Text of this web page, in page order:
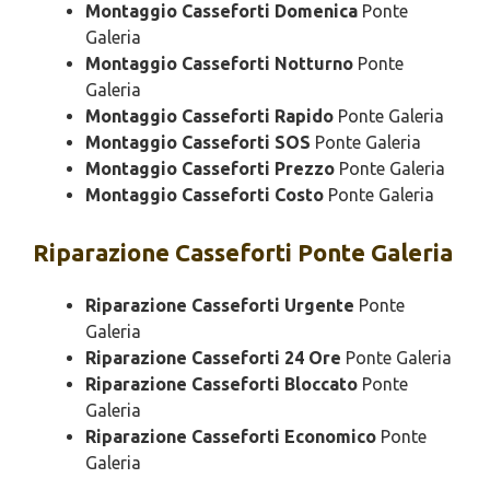
Montaggio Casseforti Domenica Ponte
Galeria
Montaggio Casseforti Notturno Ponte
Galeria
Montaggio Casseforti Rapido Ponte Galeria
Montaggio Casseforti SOS Ponte Galeria
Montaggio Casseforti Prezzo Ponte Galeria
Montaggio Casseforti Costo Ponte Galeria
Riparazione Casseforti Ponte Galeria
Riparazione Casseforti Urgente Ponte
Galeria
Riparazione Casseforti 24 Ore Ponte Galeria
Riparazione Casseforti Bloccato Ponte
Galeria
Riparazione Casseforti Economico Ponte
Galeria